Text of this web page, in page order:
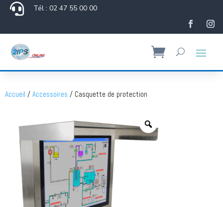
 Tél : 02 47 55 00 00
Accueil / Accessoires / Casquette de protection